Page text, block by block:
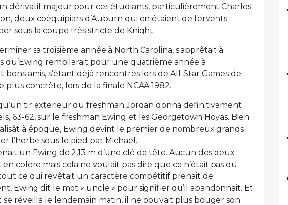
dérivatif majeur pour ces étudiants, particulièrement Charles
deux coéquipiers d’Auburn qui en étaient de fervents
sous la coupe très stricte de Knight.
sa troisième année à North Carolina, s’apprêtait à
qu’Ewing rempilerait pour une quatrième année à
amis, s’étant déjà rencontrés lors de All-Star Games de
plus concrète, lors de la finale NCAA 1982.
qu’un tir extérieur du freshman Jordan donna définitivement
63-62, sur le freshman Ewing et les Georgetown Hoyas. Bien
à époque, Ewing devint le premier de nombreux grands
l’herbe sous le pied par Michael.
un Ewing de 2,13 m d’une clé de tête. Aucun des deux
en colère mais cela ne voulait pas dire que ce n’était pas du
ce qui revêtait un caractère compétitif prenait de
Ewing dit le mot « uncle » pour signifier qu’il abandonnait. Et
se réveilla le lendemain matin, il ne pouvait plus bouger son